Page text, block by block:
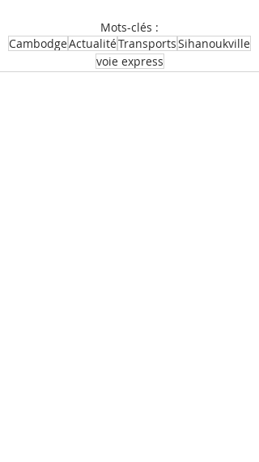
Mots-clés :
CambodgeActualitéTransportsSihanoukville
voie express